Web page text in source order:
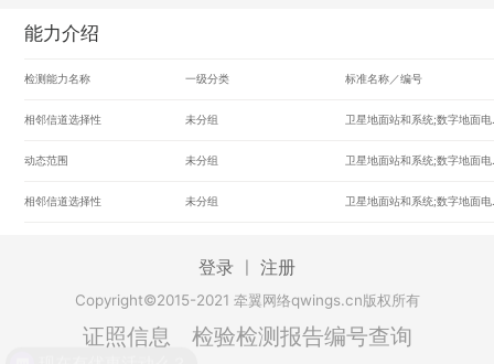
能力介绍
检测能力名称 一级分类 标准名称／编号
相邻信道选择性 未分组
动态范围 未分组
相邻信道选择性 未分组
登录 注册
Copyright©2015-2021 牵翼网络qwings.cn版权所有
证照信息 检验检测报告编号查询